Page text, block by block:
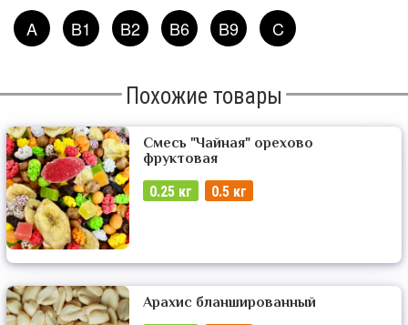
A B1 B2 B6 B9 C
Похожие товары
Смесь "Чайная" орехово
фруктовая
0.25 кг 0.5 кг
Арахис бланшированный